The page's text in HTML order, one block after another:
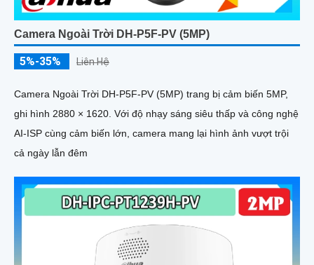
Camera Ngoài Trời DH-P5F-PV (5MP)
5%-35% Liên Hệ
Camera Ngoài Trời DH-P5F-PV (5MP) trang bị cảm biến 5MP,
ghi hình 2880 × 1620. Với độ nhạy sáng siêu thấp và công nghệ
AI-ISP cùng cảm biến lớn, camera mang lại hình ảnh vượt trội
cả ngày lẫn đêm